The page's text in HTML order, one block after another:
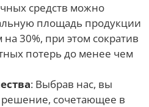
средств можно
площадь продукции
30%, при этом сократив
потерь до менее чем
: Выбрав нас, вы
сочетающее в